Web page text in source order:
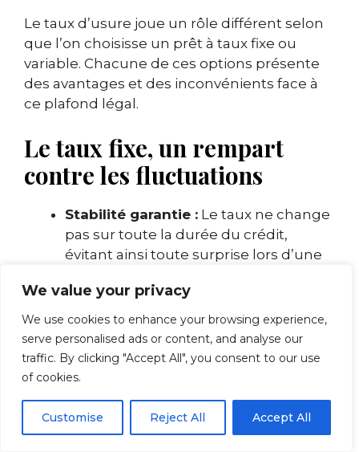
We value your privacy
We use cookies to enhance your browsing experience,
serve personalised ads or content, and analyse our
traffic. By clicking "Accept All", you consent to our use
of cookies.
Customise Reject All Accept All
Le taux d’usure joue un rôle différent selon
que l’on choisisse un prêt à taux fixe ou
variable. Chacune de ces options présente
des avantages et des inconvénients face à
ce plafond légal.
Le taux fixe, un rempart
contre les fluctuations
Stabilité garantie : Le taux ne change
pas sur toute la durée du crédit,
évitant ainsi toute surprise lors d’une
Conforme au plafond :
calculent leur offre en fonction du
taux d’usure du trimestre où est signé
le prêt.
Coût souvent plus élevé au départ :
Par exemple, les offres à taux fixe proposées